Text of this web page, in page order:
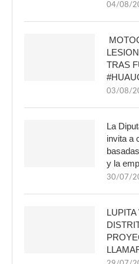
04/08/
TRAS
03/08/
La
invita a
y la
30/07/